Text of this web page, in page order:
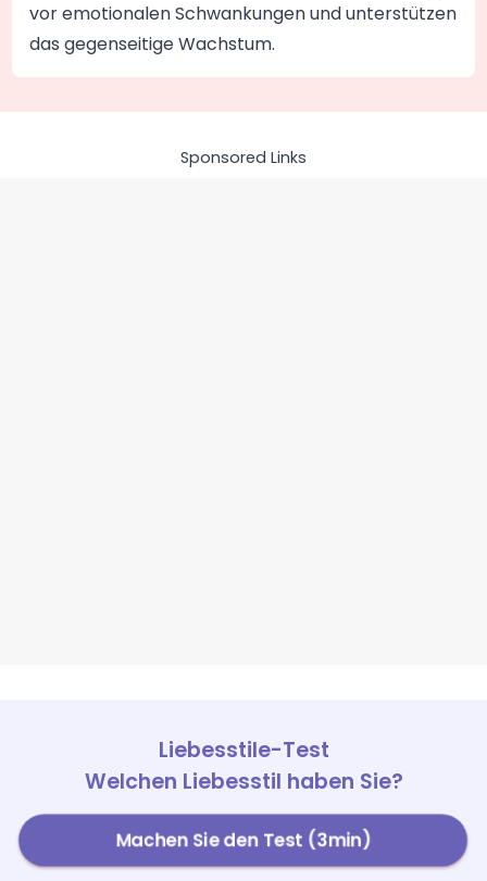
vor emotionalen Schwankungen und unterstützen
das gegenseitige Wachstum.
Sponsored Links
Liebesstile-Test
Welchen Liebesstil haben Sie?
Machen Sie den Test (3min)